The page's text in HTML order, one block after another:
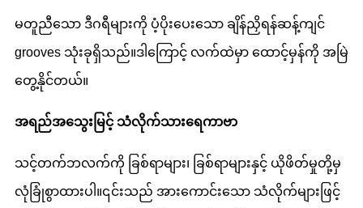
မတူညီသော ဒီဂရီများကို ပံ့ပိုးပေးသော ချိန်ညှိရန်ဆန့်ကျင်
grooves သုံးခုရှိသည်။ဒါကြောင့် လက်ထဲမှာ ထောင့်မှန်ကို အမြဲ
တွေ့နိုင်တယ်။
အရည်အသွေးမြင့် သံလိုက်သားရေကာဗာ
သင့်တက်ဘလက်ကို ခြစ်ရာများ၊ ခြစ်ရာများနှင့် ယိုဖိတ်မှုတို့မှ
လုံခြုံစွာထားပါ။၎င်းသည် အားကောင်းသော သံလိုက်များဖြင့်